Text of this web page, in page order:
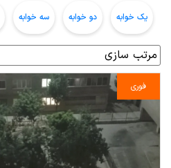
یک خوابه دو خوابه سه خوابه
فوری